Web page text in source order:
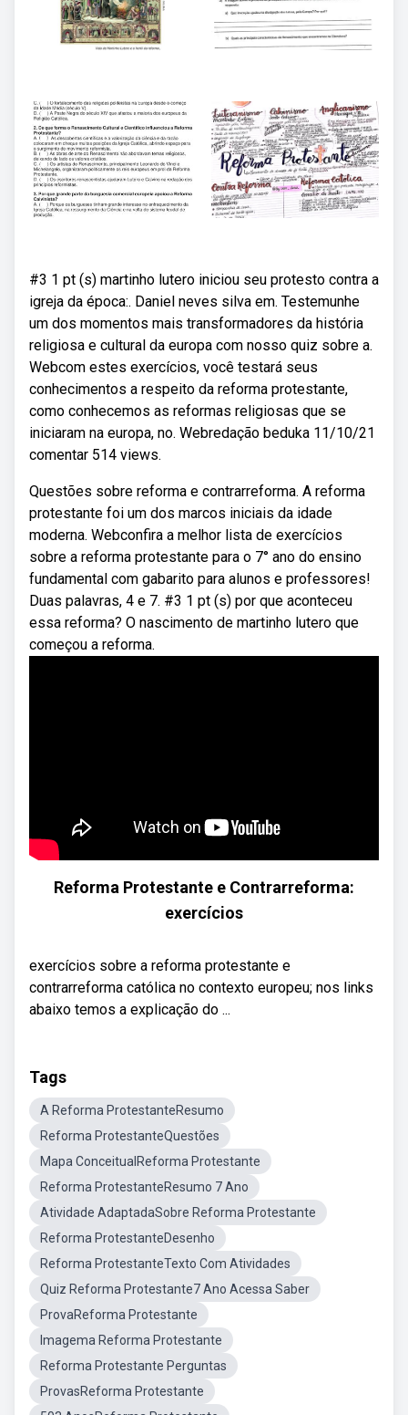
#3 1 pt (s) martinho lutero iniciou seu protesto contra a
igreja da época:. Daniel neves silva em. Testemunhe
um dos momentos mais transformadores da história
religiosa e cultural da europa com nosso quiz sobre a.
Webcom estes exercícios, você testará seus
conhecimentos a respeito da reforma protestante,
como conhecemos as reformas religiosas que se
iniciaram na europa, no. Webredação beduka 11/10/21
comentar 514 views.
Questões sobre reforma e contrarreforma. A reforma
protestante foi um dos marcos iniciais da idade
moderna. Webconfira a melhor lista de exercícios
sobre a reforma protestante para o 7° ano do ensino
fundamental com gabarito para alunos e professores!
Duas palavras, 4 e 7. #3 1 pt (s) por que aconteceu
essa reforma? O nascimento de martinho lutero que
começou a reforma.
Reforma Protestante e Contrarreforma:
exercícios
exercícios sobre a reforma protestante e
contrarreforma católica no contexto europeu; nos links
abaixo temos a explicação do ...
Tags
A Reforma ProtestanteResumo
Reforma ProtestanteQuestões
Mapa ConceitualReforma Protestante
Reforma ProtestanteResumo 7 Ano
Atividade AdaptadaSobre Reforma Protestante
Reforma ProtestanteDesenho
Reforma ProtestanteTexto Com Atividades
Quiz Reforma Protestante7 Ano Acessa Saber
ProvaReforma Protestante
Imagema Reforma Protestante
Reforma Protestante Perguntas
ProvasReforma Protestante